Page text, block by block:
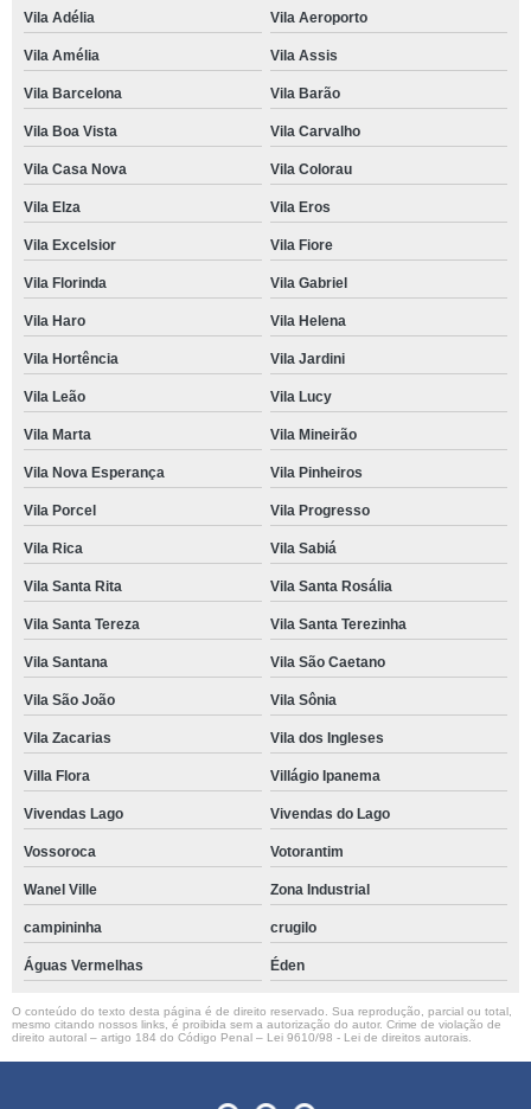
Vila Adélia Vila Aeroporto
Vila Amélia Vila Assis
Vila Barcelona Vila Barão
Vila Boa Vista Vila Carvalho
Vila Casa Nova Vila Colorau
Vila Elza Vila Eros
Vila Excelsior Vila Fiore
Vila Florinda Vila Gabriel
Vila Haro Vila Helena
Vila Hortência Vila Jardini
Vila Leão Vila Lucy
Vila Marta Vila Mineirão
Vila Nova Esperança Vila Pinheiros
Vila Porcel Vila Progresso
Vila Rica Vila Sabiá
Vila Santa Rita Vila Santa Rosália
Vila Santa Tereza Vila Santa Terezinha
Vila Santana Vila São Caetano
Vila São João Vila Sônia
Vila Zacarias Vila dos Ingleses
Villa Flora Villágio Ipanema
Vivendas Lago Vivendas do Lago
Vossoroca Votorantim
Wanel Ville Zona Industrial
campininha crugilo
Águas Vermelhas Éden
O conteúdo do texto desta página é de direito reservado. Sua reprodução, parcial ou total,
mesmo citando nossos links, é proibida sem a autorização do autor. Crime de violação de
direito autoral – artigo 184 do Código Penal – Lei 9610/98 - Lei de direitos autorais